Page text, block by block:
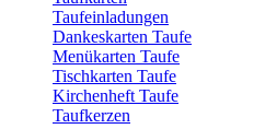
Taufeinladungen
Dankeskarten Taufe
Menükarten Taufe
Tischkarten Taufe
Kirchenheft Taufe
Taufkerzen